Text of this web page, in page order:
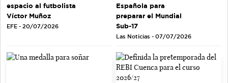
espacio al futbolista
Víctor Muñoz
EFE - 20/07/2026
Española para
preparar el Mundial
Sub-17
Las Noticias - 07/07/2026